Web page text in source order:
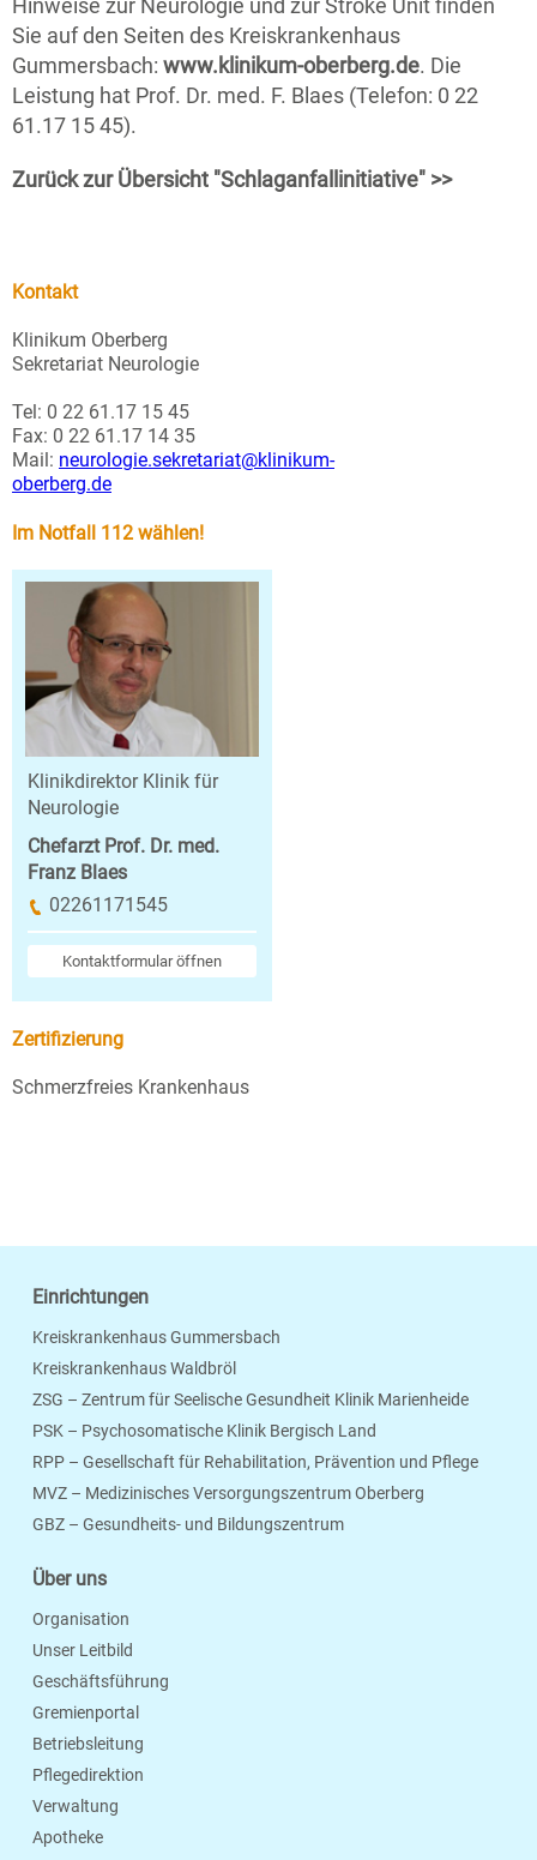
Hinweise zur Neurologie und zur Stroke Unit finden
Sie auf den Seiten des Kreiskrankenhaus
Gummersbach: www.klinikum-oberberg.de. Die
Leistung hat Prof. Dr. med. F. Blaes (Telefon: 0 22
61.17 15 45).
Zurück zur Übersicht "Schlaganfallinitiative" >>
Kontakt
Klinikum Oberberg
Sekretariat Neurologie
Tel: 0 22 61.17 15 45
Fax: 0 22 61.17 14 35
Mail: neurologie.sekretariat@klinikum-
oberberg.de
Im Notfall 112 wählen!
Klinikdirektor Klinik für
Neurologie
Chefarzt Prof. Dr. med.
Franz Blaes
02261171545
Kontaktformular öffnen
Zertifizierung
Schmerzfreies Krankenhaus
Einrichtungen
Kreiskrankenhaus Gummersbach
Kreiskrankenhaus Waldbröl
ZSG – Zentrum für Seelische Gesundheit Klinik Marienheide
PSK – Psychosomatische Klinik Bergisch Land
RPP – Gesellschaft für Rehabilitation, Prävention und Pflege
MVZ – Medizinisches Versorgungszentrum Oberberg
GBZ – Gesundheits- und Bildungszentrum
Über uns
Organisation
Unser Leitbild
Geschäftsführung
Gremienportal
Betriebsleitung
Pflegedirektion
Verwaltung
Apotheke